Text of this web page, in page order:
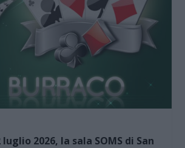
2026, la sala SOMS di San